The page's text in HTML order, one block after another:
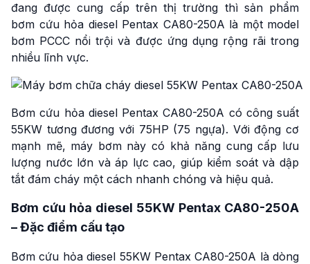
đang được cung cấp trên thị trường thì sản phẩm
bơm cứu hỏa diesel Pentax CA80-250A là một model
bơm PCCC nổi trội và được ứng dụng rộng rãi trong
nhiều lĩnh vực.
Bơm cứu hỏa diesel Pentax CA80-250A có công suất
55KW tương đương với 75HP (75 ngựa). Với động cơ
mạnh mẽ, máy bơm này có khả năng cung cấp lưu
lượng nước lớn và áp lực cao, giúp kiểm soát và dập
tắt đám cháy một cách nhanh chóng và hiệu quả.
Bơm cứu hỏa diesel 55KW Pentax CA80-250A
– Đặc điểm cấu tạo
Bơm cứu hỏa diesel 55KW Pentax CA80-250A là dòng